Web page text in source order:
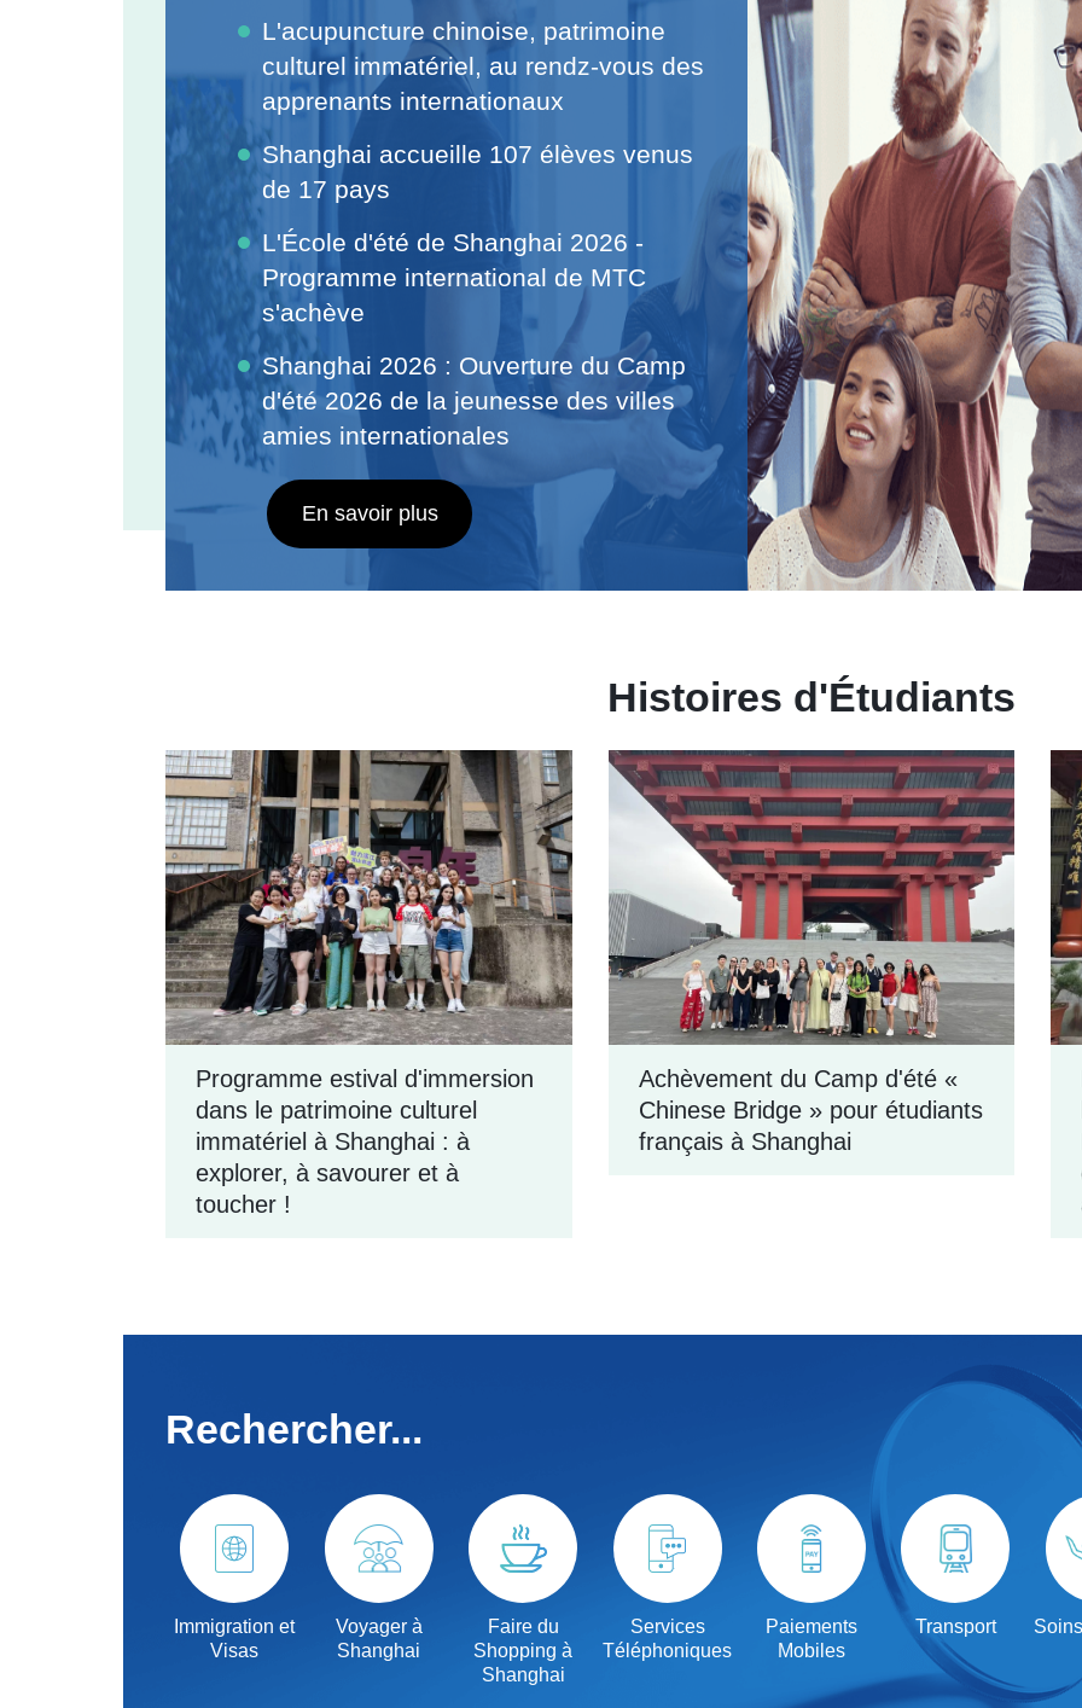
L'acupuncture chinoise, patrimoine
culturel immatériel, au rendz-vous des
apprenants internationaux
Shanghai accueille 107 élèves venus
de 17 pays
L'École d'été de Shanghai 2026 -
Programme international de MTC
s'achève
Shanghai 2026 : Ouverture du Camp
d'été 2026 de la jeunesse des villes
amies internationales
En savoir plus
Histoires d'Étudiants
Programme estival d'immersion
dans le patrimoine culturel
immatériel à Shanghai : à
explorer, à savourer et à
toucher !
Achèvement du Camp d'été «
Chinese Bridge » pour étudiants
français à Shanghai
Rechercher...
Immigration et
Visas
Voyager à
Shanghai
Faire du
Shopping à
Shanghai
Services
Téléphoniques
Paiements
Mobiles
Transport